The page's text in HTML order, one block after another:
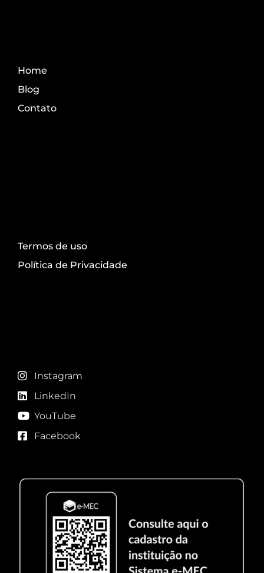
Home
Blog
Contato
Termos de uso
Política de Privacidade
Instagram
LinkedIn
YouTube
Facebook